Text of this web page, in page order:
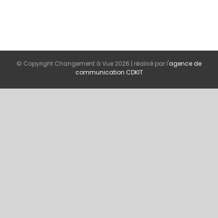
© Copyright Changement à Vue 2026 | réalisé par l'agence de
communication CDKIT